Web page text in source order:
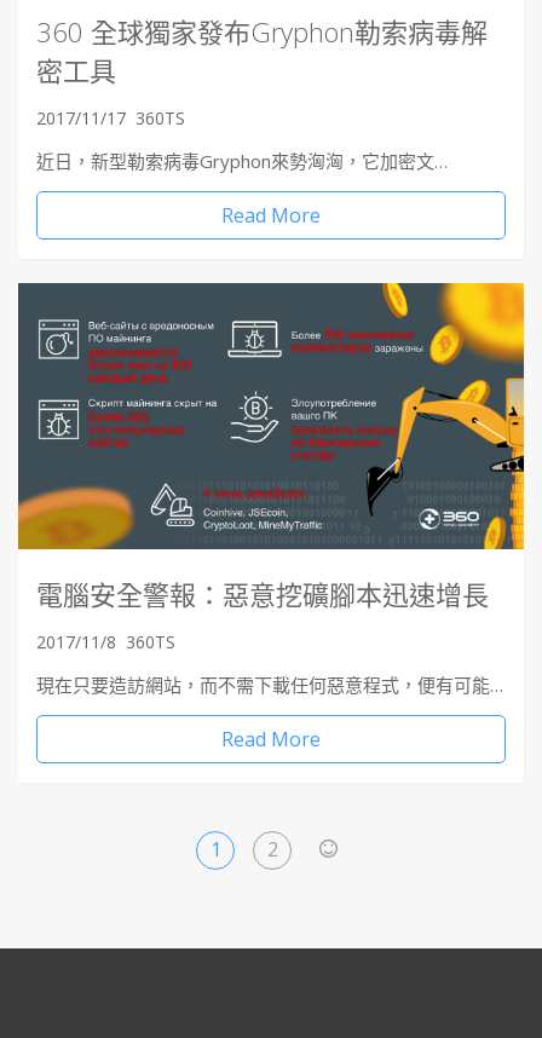
360 全球獨家發布Gryphon勒索病毒解
密工具
2017/11/17 360TS
近日，新型勒索病毒Gryphon來勢洶洶，它加密文…
Read More
電腦安全警報：惡意挖礦腳本迅速增長
2017/11/8 360TS
現在只要造訪網站，而不需下載任何惡意程式，便有可能…
Read More
1 2